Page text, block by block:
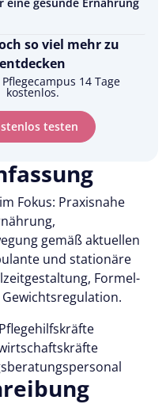
so viel mehr zu
entdecken
14 Tage
kostenlos.
testen
Fokus: Praxisnahe
gemäß aktuellen
und stationäre
Formel-
Pflegehilfskräfte